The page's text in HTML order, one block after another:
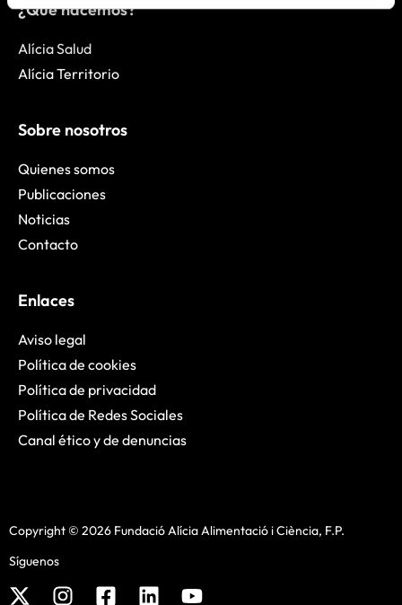
¿Qué hacemos?
Alícia Salud
Alícia Territorio
Sobre nosotros
Quienes somos
Publicaciones
Noticias
Contacto
Enlaces
Aviso legal
Política de cookies
Política de privacidad
Política de Redes Sociales
Canal ético y de denuncias
Copyright © 2026 Fundació Alícia Alimentació i Ciència, F.P.
Síguenos